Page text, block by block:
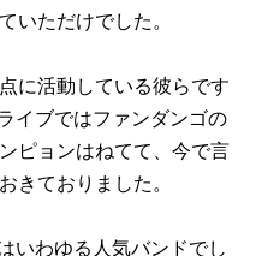
いただけでした。
に活動している彼らです
イブではファンダンゴの
ピョンはねてて、今で言
きておりました。
いわゆる人気バンドでし